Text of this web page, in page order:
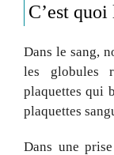
C’est quoi
Dans le sang,
les globules
plaquettes qui
plaquettes
Dans une